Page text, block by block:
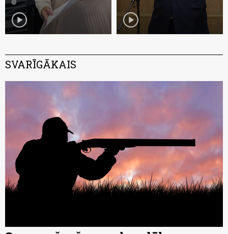
play_circle play_circle
SVARĪGĀKAIS